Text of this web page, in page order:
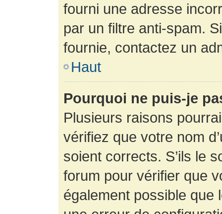
fourni une adresse
par un filtre anti-spam.
fournie, contactez un
Haut
Pourquoi ne puis-je
Plusieurs raisons
vérifiez que votre nom
soient corrects. S’ils le
forum pour vérifier que
également possible que